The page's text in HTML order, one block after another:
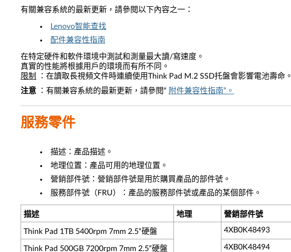
有關兼容系統的最新更新，請參閱以下內容之一：
Lenovo智能查找
配件兼容性指南
在特定硬件和軟件環境中測試和測量最大讀/寫速度。
真實的性能將根據用戶的環境而有所不同。
限制
：在讀取長視頻文件時連續使用Think Pad M.2 SSD托盤會影響電池壽命。
注意 ：有關兼容系統的最新更新，請參閱“ 附件兼容性指南”。
服務零件
描述：產品描述。
地理位置：產品可用的地理位置。
營銷部件號：營銷部件號是用於購買產品的部件號。
服務部件號（FRU）：產品的服務部件號或產品的某個部件。
描述 地理 營銷部件號
Think Pad 1TB 5400rpm 7mm 2.5“硬盤 4XB0K48493
Think Pad 500GB 7200rpm 7mm 2.5“硬盤 4XB0K48494